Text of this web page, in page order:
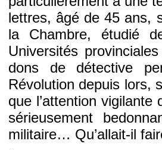
lettres, âgé de 45 ans,
la Chambre, étudié
Universités
dons de détective
Révolution depuis lors,
que l’attention vigilante
sérieusement
militaire… Qu’allait-il